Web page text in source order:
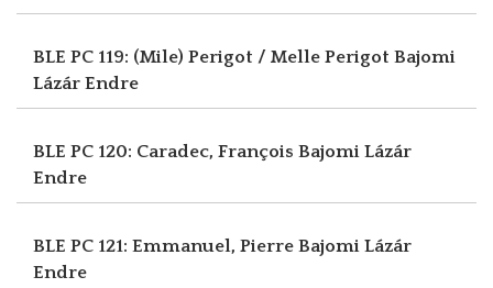
BLE PC 119: (Mile) Perigot / Melle Perigot Bajomi
Lázár Endre
BLE PC 120: Caradec, François Bajomi Lázár
Endre
BLE PC 121: Emmanuel, Pierre Bajomi Lázár
Endre